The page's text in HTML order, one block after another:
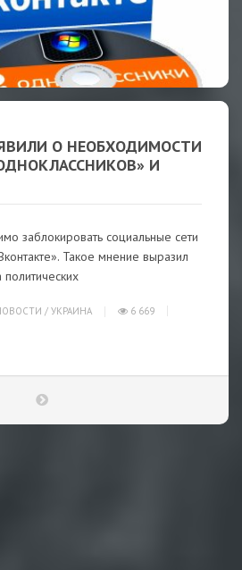
О НЕОБХОДИМОСТИ
И
заблокировать социальные сети
Такое мнение выразил
/ УКРАИНА
6 669